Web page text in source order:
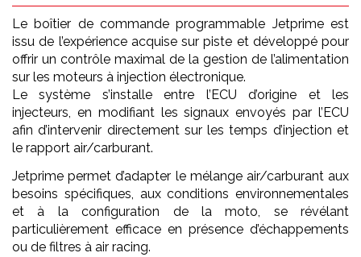
Le boîtier de commande programmable Jetprime est
issu de l’expérience acquise sur piste et développé pour
offrir un contrôle maximal de la gestion de l’alimentation
sur les moteurs à injection électronique.
Le système s’installe entre l’ECU d’origine et les
injecteurs, en modifiant les signaux envoyés par l’ECU
afin d’intervenir directement sur les temps d’injection et
le rapport air/carburant.
Jetprime permet d’adapter le mélange air/carburant aux
besoins spécifiques, aux conditions environnementales
et à la configuration de la moto, se révélant
particulièrement efficace en présence d’échappements
ou de filtres à air racing.